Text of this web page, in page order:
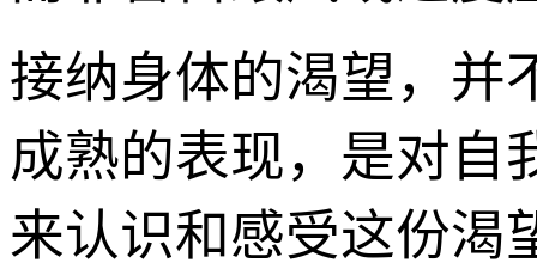
接纳身体的渴望，并
成熟的表现，是对自
来认识和感受这份渴